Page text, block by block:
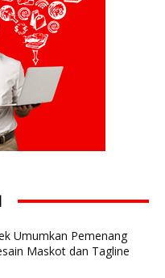
Umumkan Pemenang
Maskot dan Tagline